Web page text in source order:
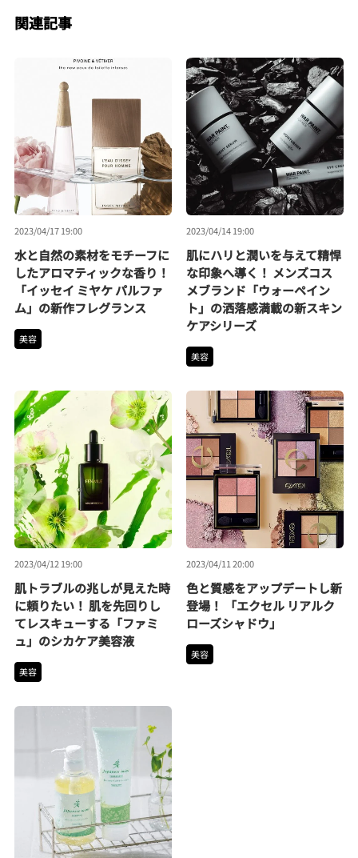
関連記事
2023/04/17 19:00
水と自然の素材をモチーフに
したアロマティックな香り！
「イッセイ ミヤケ パルファ
ム」の新作フレグランス
美容
2023/04/14 19:00
肌にハリと潤いを与えて精悍
な印象へ導く！ メンズコス
メブランド「ウォーペイン
ト」の洒落感満載の新スキン
ケアシリーズ
美容
2023/04/12 19:00
肌トラブルの兆しが見えた時
に頼りたい！ 肌を先回りし
てレスキューする「ファミ
ュ」のシカケア美容液
美容
2023/04/11 20:00
色と質感をアップデートし新
登場！ 「エクセル リアルク
ローズシャドウ」
美容